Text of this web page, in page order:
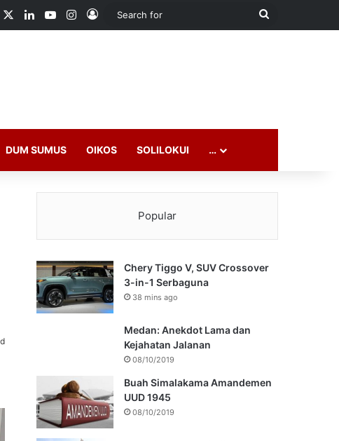
LinkedInYouTubeInstagram
Log In
Search
DUM SUMUS OIKOS SOLILOKUI …
Popular
Chery Tiggo V, SUV Crossover
3-in-1 Serbaguna
38 mins ago
Medan: Anekdot Lama dan
Kejahatan Jalanan
08/10/2019
Buah Simalakama Amandemen
UUD 1945
08/10/2019